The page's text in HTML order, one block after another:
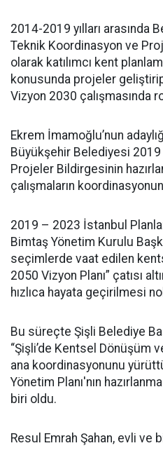
2014-2019 yılları arasında
Teknik Koordinasyon ve
olarak katılımcı kent
konusunda projeler
Vizyon 2030 çalışmasında
Ekrem İmamoğlu’nun
Büyükşehir Belediyesi
Projeler Bildirgesinin
çalışmaların
2019 – 2023 İstanbul
Bimtaş Yönetim Kurulu
seçimlerde vaat edilen
2050 Vizyon Planı” çatısı
hızlıca hayata geçirilmesi
Bu süreçte Şişli Belediye
“Şişli’de Kentsel Dönüşüm
ana koordinasyonunu
Yönetim Planı'nın
biri oldu.
Resul Emrah Şahan, evli ve